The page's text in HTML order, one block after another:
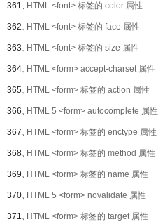
361、HTML <font> 标签的 color 属性
362、HTML <font> 标签的 face 属性
363、HTML <font> 标签的 size 属性
364、HTML <form> accept-charset 属性
365、HTML <form> 标签的 action 属性
366、HTML 5 <form> autocomplete 属性
367、HTML <form> 标签的 enctype 属性
368、HTML <form> 标签的 method 属性
369、HTML <form> 标签的 name 属性
370、HTML 5 <form> novalidate 属性
371、HTML <form> 标签的 target 属性